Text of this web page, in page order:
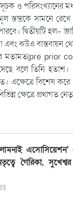
ও পরিসংখ্যানের
স্তম্ভকে সামনে
পারবে। দ্বিতীয়টি
এবং ঝউএ
মতামত(pre prior
বলে তিনি হতাশ।
এক্ষেত্রে বিশেষ
ক্ষেত্রে প্রথাগত
গৈরিকা,